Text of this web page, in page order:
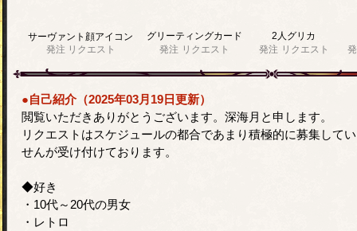
サーヴァント顔アイコン
発注 リクエスト
グリーティングカード
発注 リクエスト
2人グリカ
発注 リクエスト
●自己紹介（2025年03月19日更新）
閲覧いただきありがとうございます。深海月と申します。
リクエストはスケジュールの都合であまり積極的に募集して
せんが受け付けております。
◆好き
・10代～20代の男女
・レトロ